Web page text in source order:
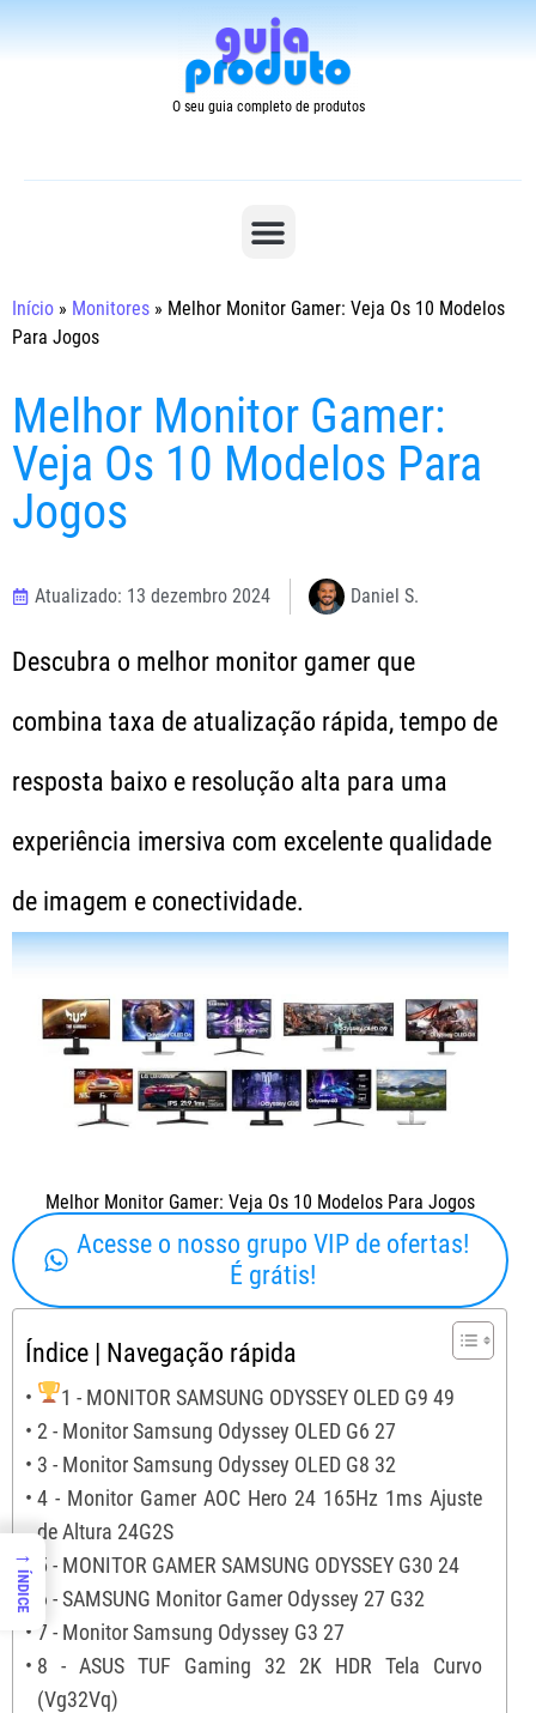
O seu guia completo de produtos
Início » Monitores » Melhor Monitor Gamer: Veja Os 10 Modelos
Para Jogos
Melhor Monitor Gamer:
Veja Os 10 Modelos Para
Jogos
Atualizado: 13 dezembro 2024 Daniel S.
Descubra o melhor monitor gamer que
combina taxa de atualização rápida, tempo de
resposta baixo e resolução alta para uma
experiência imersiva com excelente qualidade
de imagem e conectividade.
Melhor Monitor Gamer: Veja Os 10 Modelos Para Jogos
Acesse o nosso grupo VIP de ofertas!
É grátis!
Índice | Navegação rápida
1 - MONITOR SAMSUNG ODYSSEY OLED G9 49
2 - Monitor Samsung Odyssey OLED G6 27
3 - Monitor Samsung Odyssey OLED G8 32
4 - Monitor Gamer AOC Hero 24 165Hz 1ms Ajuste
de Altura 24G2S
5 - MONITOR GAMER SAMSUNG ODYSSEY G30 24
6 - SAMSUNG Monitor Gamer Odyssey 27 G32
7 - Monitor Samsung Odyssey G3 27
8 - ASUS TUF Gaming 32 2K HDR Tela Curvo
(Vg32Vq)
→
ÍNDICE